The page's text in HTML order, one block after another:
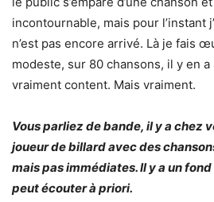
incontournable, mais pour l’instant
n’est pas encore arrivé. Là je fais
modeste, sur 80 chansons, il y en
vraiment content. Mais vraiment.
Vous parliez de bande, il y a chez
joueur de billard avec des
mais pas immédiates. Il y a un
peut écouter à priori.